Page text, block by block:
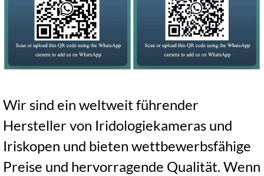
Wir sind ein weltweit führender
Hersteller von Iridologiekameras und
Iriskopen und bieten wettbewerbsfähige
Preise und hervorragende Qualität. Wenn